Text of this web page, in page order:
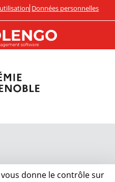
Données personnelles
donne le contrôle sur